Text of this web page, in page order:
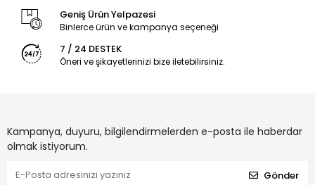
Geniş Ürün Yelpazesi
Binlerce ürün ve kampanya seçeneği
7 / 24 DESTEK
Öneri ve şikayetlerinizi bize iletebilirsiniz.
Kampanya, duyuru, bilgilendirmelerden e-posta ile haberdar
olmak istiyorum.
Gönder